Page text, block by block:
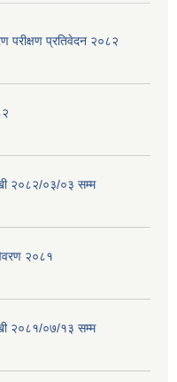
परीक्षण प्रतिवेदन २०८२
२०८२/०३/०३ सम्म
२०८१
२०८१/०७/१३ सम्म